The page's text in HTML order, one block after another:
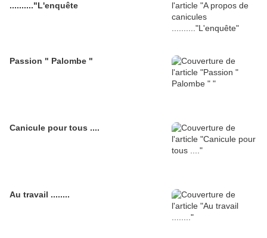
.........."L'enquête
Passion " Palombe "
Canicule pour tous ....
Au travail ........